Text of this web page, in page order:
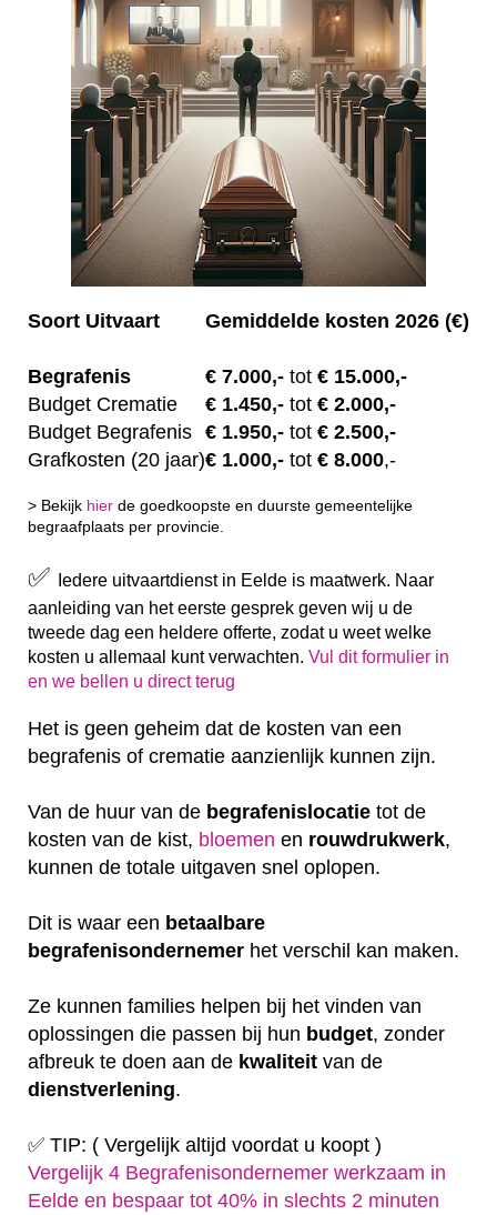
Soort Uitvaart Gemiddelde kosten 2026 (€)
Begrafenis € 7.000,- tot € 15.000,-
Budget Crematie
€ 1.450,- tot € 2.000,-
Budget Begrafenis € 1.950,- tot € 2.500,-
Grafkosten (20 jaar)€ 1.000,- tot € 8.000,-
> Bekijk hier de goedkoopste en duurste gemeentelijke
begraafplaats per provincie.
✅
Iedere uitvaartdienst in Eelde is maatwerk. Naar
aanleiding van het eerste gesprek geven wij u de
tweede dag een heldere offerte, zodat u weet welke
kosten u allemaal kunt verwachten. Vul dit formulier in
en we bellen u direct terug
Het is geen geheim dat de kosten van een
begrafenis of crematie aanzienlijk kunnen zijn.
Van de huur van de begrafenislocatie tot de
kosten van de kist, bloemen en rouwdrukwerk,
kunnen de totale uitgaven snel oplopen.
Dit is waar een betaalbare
begrafenisondernemer het verschil kan maken.
Ze kunnen families helpen bij het vinden van
oplossingen die passen bij hun budget, zonder
afbreuk te doen aan de kwaliteit van de
dienstverlening.
✅ TIP: ( Vergelijk altijd voordat u koopt )
Vergelijk 4 Begrafenisondernemer werkzaam in
Eelde en bespaar tot 40% in slechts 2 minuten